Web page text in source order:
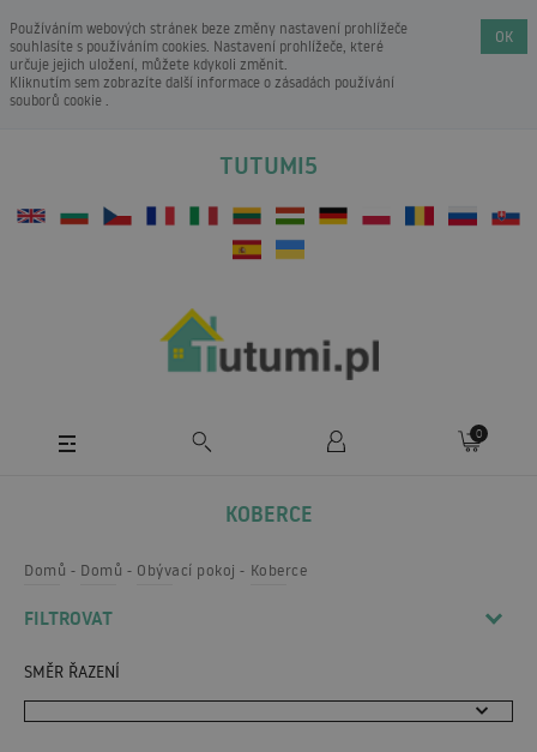
Používáním webových stránek beze změny nastavení prohlížeče
souhlasíte s používáním cookies. Nastavení prohlížeče, které
určuje jejich uložení, můžete kdykoli změnit.
Kliknutím sem zobrazíte další informace o zásadách používání
souborů cookie .
OK
TUTUMI5
0
KOBERCE
Domů Domů Obývací pokoj Koberce
FILTROVAT
SMĚR ŘAZENÍ